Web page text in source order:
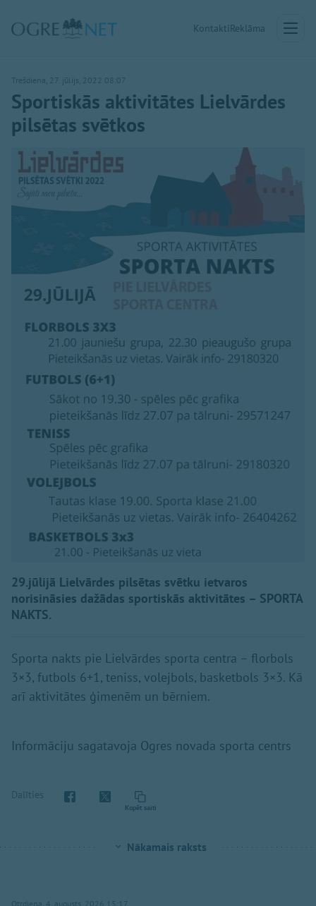
KontaktiReklāma
Trešdiena, 27. jūlijs, 2022 08:07
Sportiskās aktivitātes Lielvārdes
pilsētas svētkos
29.jūlijā Lielvārdes pilsētas svētku ietvaros
norisināsies dažādas sportiskās aktivitātes – SPORTA
NAKTS.
Sporta nakts pie Lielvārdes sporta centra – florbols
3×3, futbols 6+1, teniss, volejbols, basketbols 3×3. Kā
arī aktivitātes ģimenēm un bērniem.
Informāciju sagatavoja Ogres novada sporta centrs
Dalīties
Kopēt saiti
Nākamais raksts
Otrdiena, 4. augusts, 2026 15:17